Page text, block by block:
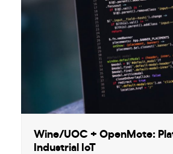
Wine/UOC + OpenMote:
Industrial IoT